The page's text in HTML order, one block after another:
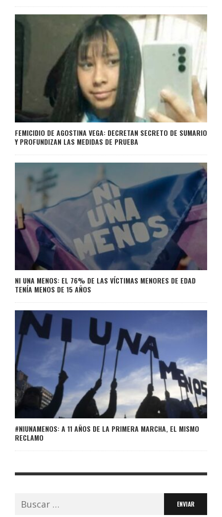
FEMICIDIO DE AGOSTINA VEGA: DECRETAN SECRETO DE SUMARIO
Y PROFUNDIZAN LAS MEDIDAS DE PRUEBA
NI UNA MENOS: EL 76% DE LAS VÍCTIMAS MENORES DE EDAD
TENÍA MENOS DE 15 AÑOS
#NIUNAMENOS: A 11 AÑOS DE LA PRIMERA MARCHA, EL MISMO
RECLAMO
Buscar: